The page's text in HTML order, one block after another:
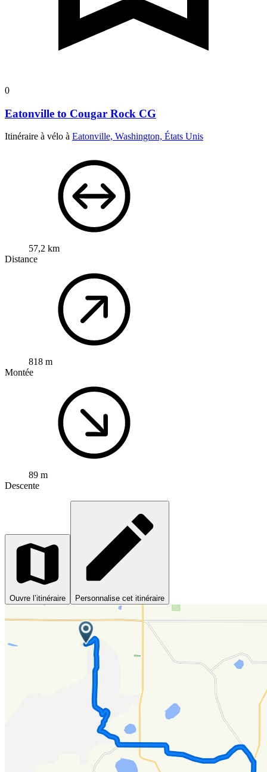
0
Eatonville to Cougar Rock CG
Itinéraire à vélo à Eatonville, Washington, États Unis
57,2 km
Distance
818 m
Montée
89 m
Descente
Ouvre l’itinéraire Personnalise cet itinéraire